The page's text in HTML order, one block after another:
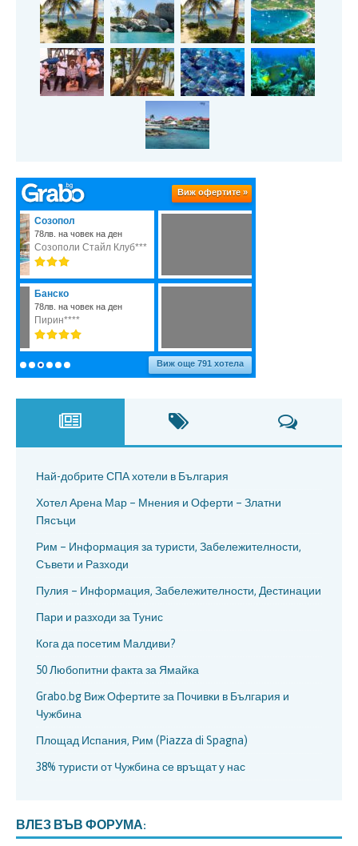
Най-добрите СПА хотели в България
Хотел Арена Мар – Мнения и Оферти – Златни
Пясъци
Рим – Информация за туристи, Забележителности,
Съвети и Разходи
Пулия – Информация, Забележителности, Дестинации
Пари и разходи за Тунис
Кога да посетим Малдиви?
50 Любопитни факта за Ямайка
Grabo.bg Виж Офертите за Почивки в България и
Чужбина
Площад Испания, Рим (Piazza di Spagna)
38% туристи от Чужбина се връщат у нас
ВЛЕЗ ВЪВ ФОРУМА: